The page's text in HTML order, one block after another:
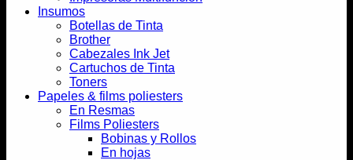
Insumos
Botellas de Tinta
Brother
Cabezales Ink Jet
Cartuchos de Tinta
Toners
Papeles & films poliesters
En Resmas
Films Poliesters
Bobinas y Rollos
En hojas